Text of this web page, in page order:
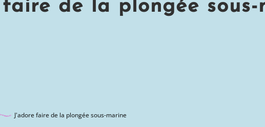
faire de la plongée sous-
J'adore faire de la plongée sous-marine